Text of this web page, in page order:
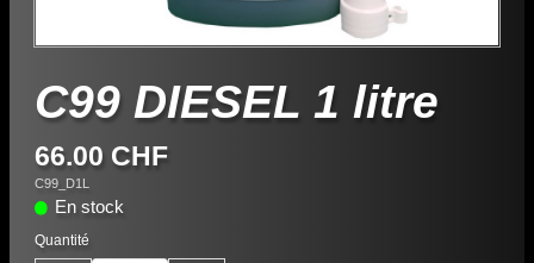
C99 DIESEL 1 litre
66.00 CHF
C99_D1L
En stock
Quantité